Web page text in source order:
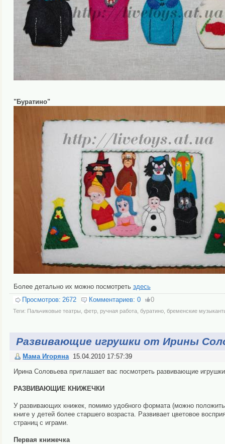
"Буратино"
Более детально их можно посмотреть здесь
Просмотров: 2672 Комментариев: 0 0
Теги: Пальчиковые театры фетр, ручная работа, буратино, бременские
Развивающие игрушки от Ирины
Мама Игоряна 15.04.2010 17:57:39
Ирина Соловьева приглашает вас посмотреть развивающие
РАЗВИВАЮЩИЕ КНИЖЕЧКИ
У развивающих книжек, помимо удобного формата (можно
книге у детей более старшего возраста. Развивает цветовое
страниц с играми.
Первая книжечка